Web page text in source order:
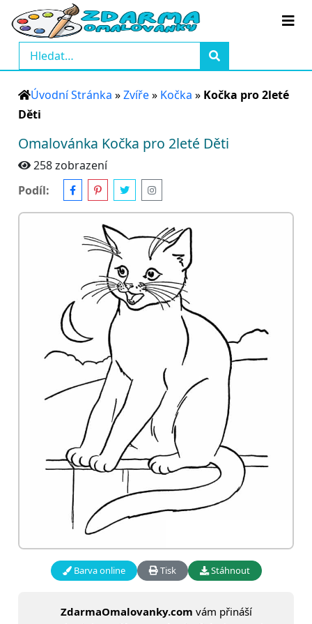
Úvodní Stránka »Zvíře» Kočka » Kočka pro 2leté
Děti
Omalovánka Kočka pro 2leté Děti
258 zobrazení
Podíl:
Barva online Tisk Stáhnout
ZdarmaOmalovanky.com vám přináší